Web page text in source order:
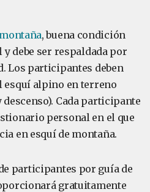
, buena condición
debe ser respaldada por
Los participantes deben
esquí alpino en terreno
Cada participante
personal en el que
en esquí de montaña.
participantes por guía de
gratuitamente